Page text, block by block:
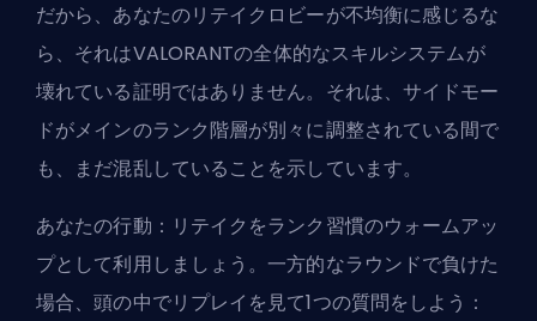
だから、あなたのリテイクロビーが不均衡に感じるな
ら、それはVALORANTの全体的なスキルシステムが
壊れている証明ではありません。それは、サイドモー
ドがメインのランク階層が別々に調整されている間で
も、まだ混乱していることを示しています。
あなたの行動：リテイクをランク習慣のウォームアッ
プとして利用しましょう。一方的なラウンドで負けた
場合、頭の中でリプレイを見て1つの質問をしよう：